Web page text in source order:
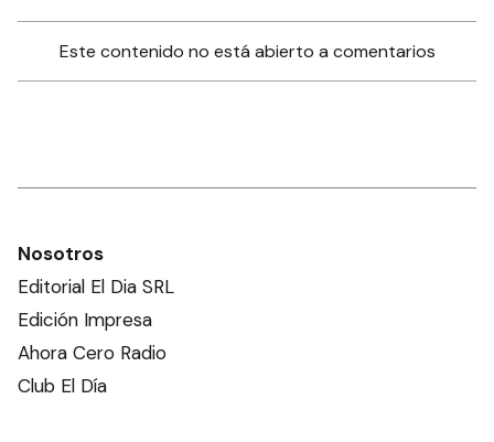
Este contenido no está abierto a comentarios
Nosotros
Editorial El Dia SRL
Edición Impresa
Ahora Cero Radio
Club El Día